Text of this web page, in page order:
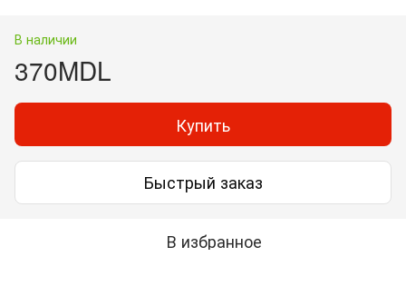
В наличии
370MDL
Купить
Быстрый заказ
В избранное